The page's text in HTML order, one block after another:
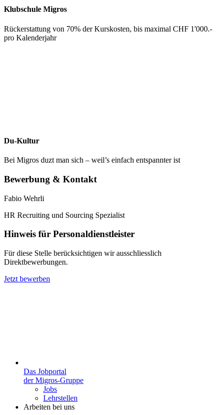
Klubschule Migros
Rückerstattung von 70% der Kurskosten, bis maximal CHF 1'000.-
pro Kalenderjahr
Du-Kultur
Bei Migros duzt man sich – weil’s einfach entspannter ist
Bewerbung & Kontakt
Fabio Wehrli
HR Recruiting und Sourcing Spezialist
Hinweis für Personaldienstleister
Für diese Stelle berücksichtigen wir ausschliesslich
Direktbewerbungen.
Jetzt bewerben
Das Jobportal
der Migros-Gruppe
Jobs
Lehrstellen
Arbeiten bei uns